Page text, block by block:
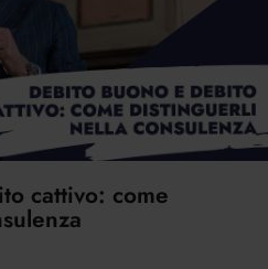
cattivo: come